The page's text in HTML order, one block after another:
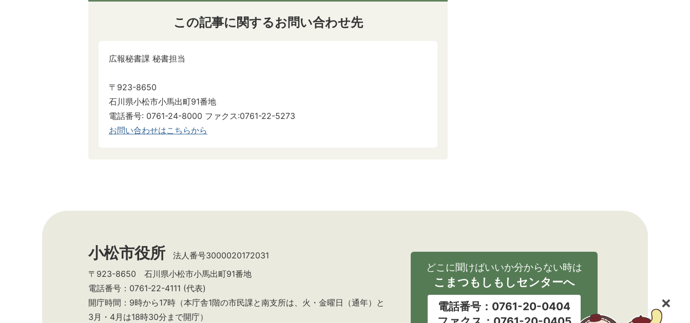
この記事に関するお問い合わせ先
広報秘書課 秘書担当
〒923-8650
石川県小松市小馬出町91番地
電話番号: 0761-24-8000 ファクス:0761-22-5273
お問い合わせはこちらから
小松市役所
法人番号3000020172031
〒923-8650 石川県小松市小馬出町91番地
電話番号：0761-22-4111 (代表)
開庁時間：9時から17時（本庁舎1階の市民課と南支所は、火・金曜日（通年）と
3月・4月は18時30分まで開庁）
どこに聞けばいいか分からない時は
こまつもしもしセンターへ
電話番号：0761-20-0404